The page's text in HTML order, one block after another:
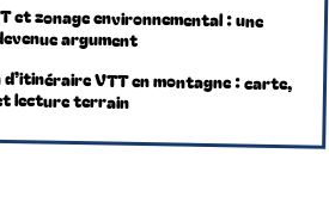
et zonage environnemental : une
argument
VTT en montagne : carte,
lecture terrain